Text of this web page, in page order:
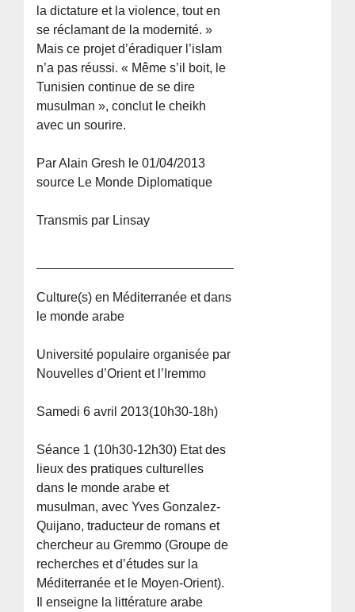
la dictature et la violence, tout en
se réclamant de la modernité. »
Mais ce projet d’éradiquer l’islam
n’a pas réussi. « Même s’il boit, le
Tunisien continue de se dire
musulman », conclut le cheikh
avec un sourire.
Par Alain Gresh le 01/04/2013
source Le Monde Diplomatique
Transmis par Linsay
Culture(s) en Méditerranée et dans
le monde arabe
Université populaire organisée par
Nouvelles d’Orient et l’Iremmo
Samedi 6 avril 2013(10h30-18h)
Séance 1 (10h30-12h30) Etat des
lieux des pratiques culturelles
dans le monde arabe et
musulman, avec Yves Gonzalez-
Quijano, traducteur de romans et
chercheur au Gremmo (Groupe de
recherches et d’études sur la
Méditerranée et le Moyen-Orient).
Il enseigne la littérature arabe